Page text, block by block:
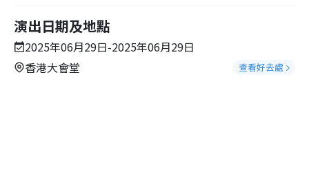
演出日期及地點
2025年06月29日-2025年06月29日
香港大會堂
查看好去處